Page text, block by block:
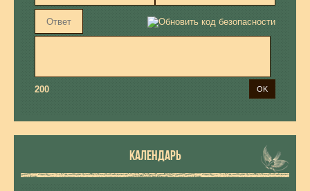
200
КАЛЕНДАРЬ